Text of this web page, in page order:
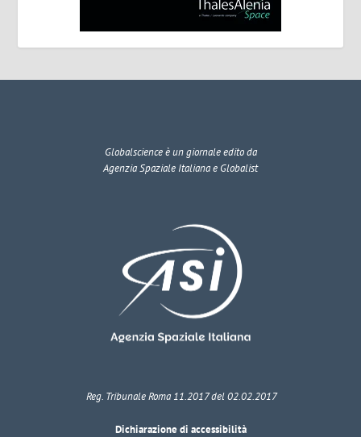
Globalscienceè un giornale edito da
Agenzia Spaziale Italiana e Globalist
Reg. Tribunale Roma 11.2017 del 02.02.2017
Dichiarazione di accessibilità